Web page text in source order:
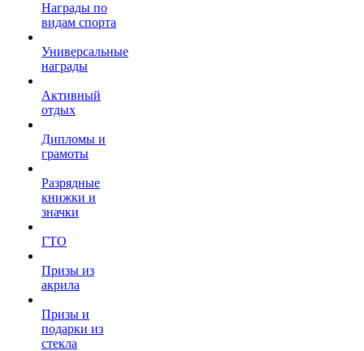
Награды по
видам спорта
Универсальные
награды
Активный
отдых
Дипломы и
грамоты
Разрядные
книжки и
значки
ГТО
Призы из
акрила
Призы и
подарки из
стекла